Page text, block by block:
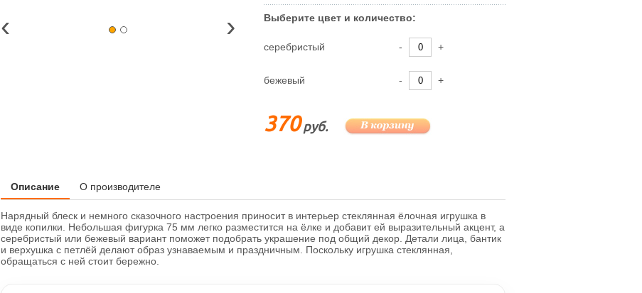
‹ › Выберите цвет и количество:
серебристый - +
бежевый - +
370руб.
Описание О производителе
Нарядный блеск и немного сказочного настроения приносит в интерьер стеклянная ёлочная игрушка в
виде копилки. Небольшая фигурка 75 мм легко разместится на ёлке и добавит ей выразительный акцент, а
серебристый или бежевый вариант поможет подобрать украшение под общий декор. Детали лица, бантик
и верхушка с петлёй делают образ узнаваемым и праздничным. Поскольку игрушка стеклянная,
обращаться с ней стоит бережно.